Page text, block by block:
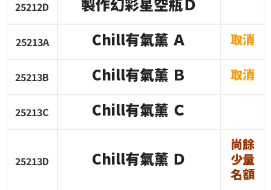
25212D
25213A Chill有氣薰 Ａ 取消
25213B Chill有氣薰 Ｂ 取消
25213C Chill有氣薰 Ｃ
25213D Chill有氣薰 Ｄ
尚餘
少量
名額